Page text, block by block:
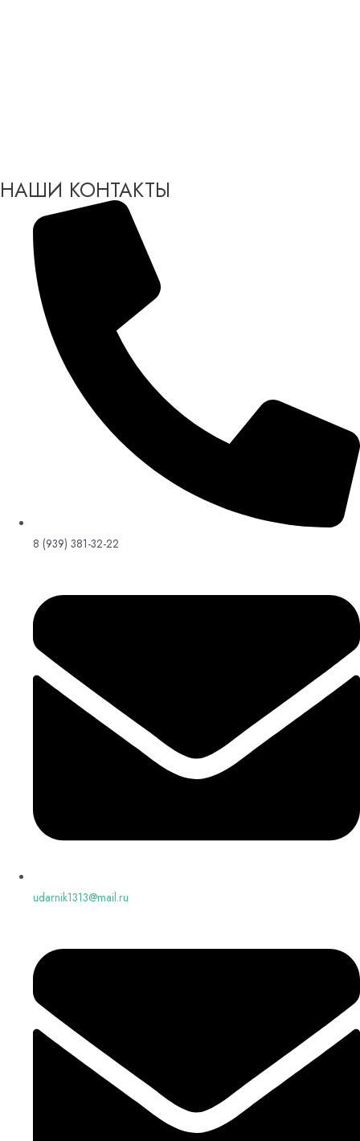
НАШИ КОНТАКТЫ
8 (939) 381-32-22
udarnik1313@mail.ru